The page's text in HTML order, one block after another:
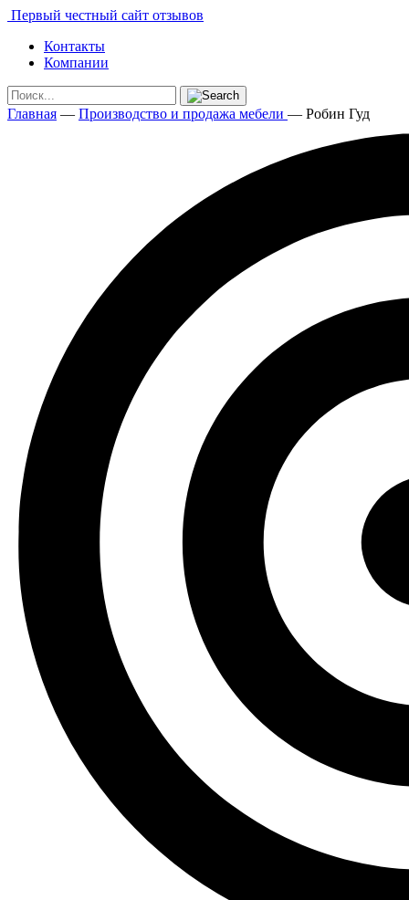
Первый честный сайт отзывов
Контакты
Компании
Главная — Производство и продажа мебели — Робин Гуд